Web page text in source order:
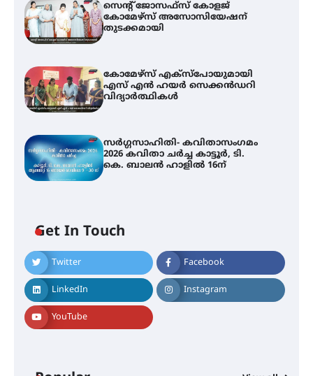
സെന്റ് ജോസഫ്സ് കോളജ്
കോമേഴ്‌സ് അസോസിയേഷന്
തുടക്കമായി
കോമേഴ്സ് എക്സ്പോയുമായി
എസ് എൻ ഹയർ സെക്കൻഡറി
വിദ്യാർത്ഥികൾ
സർഗ്ഗസാഹിതി- കവിതാസംഗമം
2026 കവിതാ ചർച്ച കാട്ടൂർ, ടി.
കെ. ബാലൻ ഹാളിൽ 16ന്
Get In Touch
Twitter Facebook
LinkedIn Instagram
YouTube